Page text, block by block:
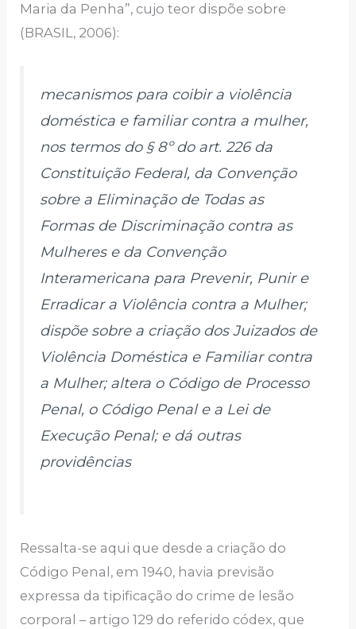
Maria da Penha”, cujo teor dispõe sobre
(BRASIL, 2006):
mecanismos para coibir a violência
doméstica e familiar contra a mulher,
nos termos do § 8º do art. 226 da
Constituição Federal, da Convenção
sobre a Eliminação de Todas as
Formas de Discriminação contra as
Mulheres e da Convenção
Interamericana para Prevenir, Punir e
Erradicar a Violência contra a Mulher;
dispõe sobre a criação dos Juizados de
Violência Doméstica e Familiar contra
a Mulher; altera o Código de Processo
Penal, o Código Penal e a Lei de
Execução Penal; e dá outras
providências
Ressalta-se aqui que desde a criação do
Código Penal, em 1940, havia previsão
expressa da tipificação do crime de lesão
corporal – artigo 129 do referido códex, que